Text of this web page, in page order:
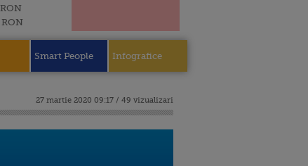
RON
RON
Smart People Infografice
27 martie 2020 09:17 / 49 vizualizari